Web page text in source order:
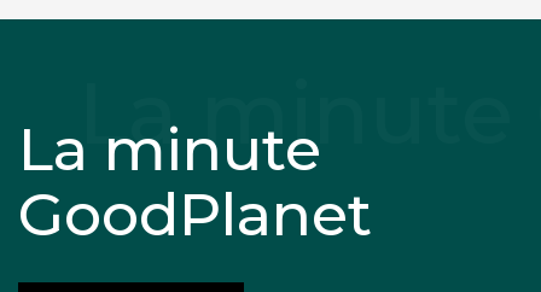
La minute
GoodPlanet